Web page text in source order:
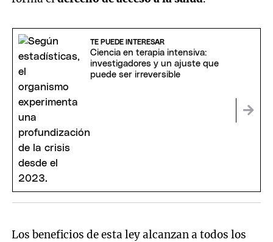
TE PUEDE INTERESAR
Ciencia en terapia intensiva:
investigadores y un ajuste que
puede ser irreversible
Los beneficios de esta ley alcanzan a todos los